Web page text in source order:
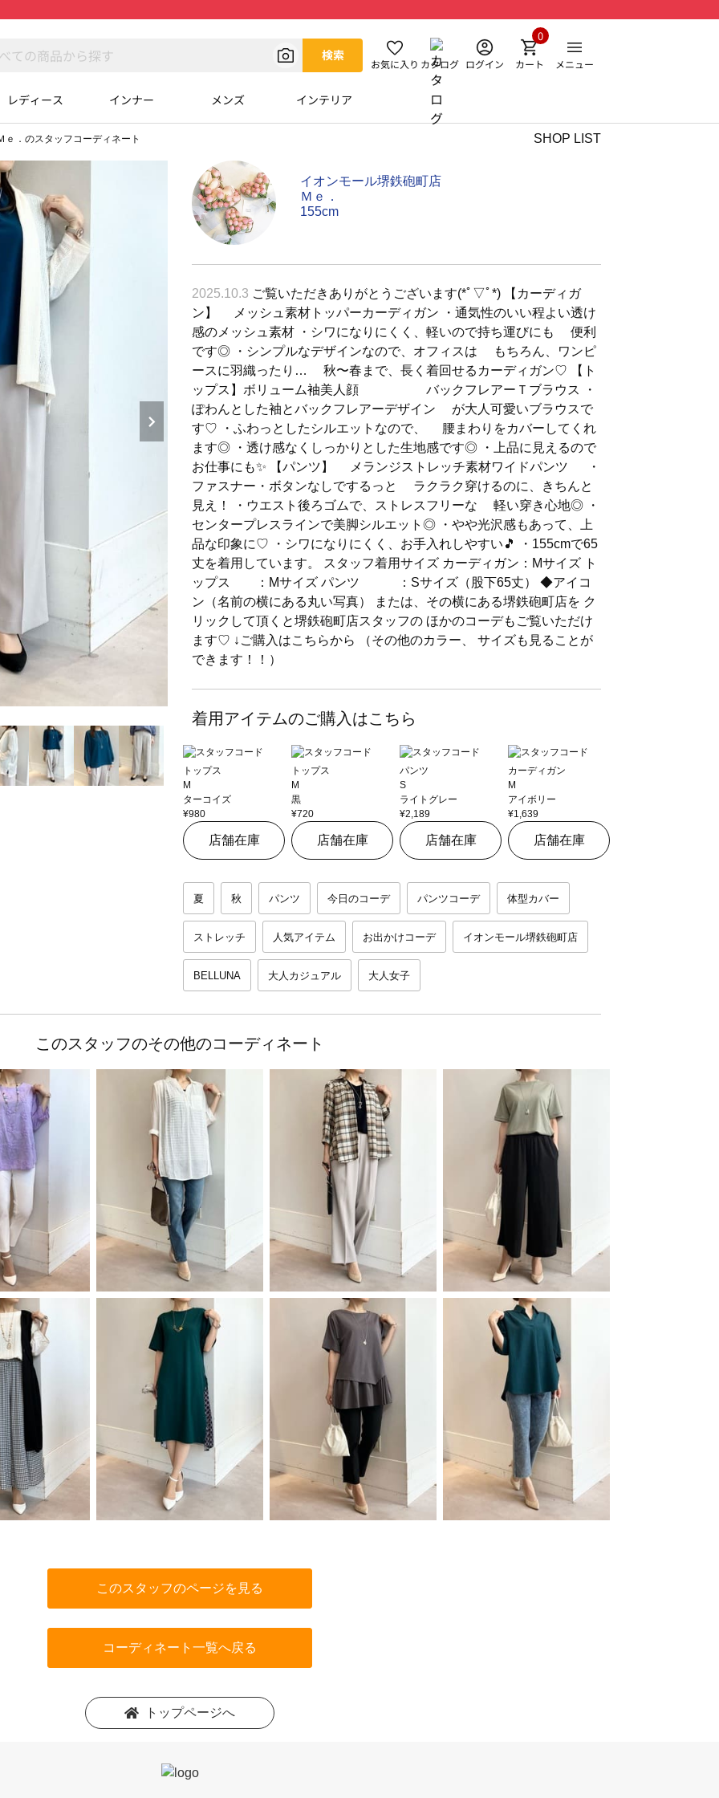
検索
お気に入り カタログ ログイン カート
0
メニュー
レディース インナー メンズ インテリア
ｅ．のスタッフコーディネート SHOP LIST
イオンモール堺鉄砲町店
Ｍｅ．
155cm
2025.10.3 ご覧いただきありがとうございます(*ﾟ▽ﾟ*) 【カーディガ
ン】 メッシュ素材トッパーカーディガン ・通気性のいい程よい透け
感のメッシュ素材 ・シワになりにくく、軽いので持ち運びにも 便利
です◎ ・シンプルなデザインなので、オフィスは もちろん、ワンピ
ースに羽織ったり… 秋〜春まで、長く着回せるカーディガン♡ 【ト
ップス】ボリューム袖美人顔 バックフレアーＴブラウス ・
ぽわんとした袖とバックフレアーデザイン が大人可愛いブラウスで
す♡ ・ふわっとしたシルエットなので、 腰まわりをカバーしてくれ
ます◎ ・透け感なくしっかりとした生地感です◎ ・上品に見えるので
お仕事にも✨ 【パンツ】 メランジストレッチ素材ワイドパンツ ・
ファスナー・ボタンなしでするっと ラクラク穿けるのに、きちんと
見え！ ・ウエスト後ろゴムで、ストレスフリーな 軽い穿き心地◎ ・
センタープレスラインで美脚シルエット◎ ・やや光沢感もあって、上
品な印象に♡ ・シワになりにくく、お手入れしやすい🎵 ・155cmで65
丈を着用しています。 スタッフ着用サイズ カーディガン：Mサイズ ト
ップス ：Mサイズ パンツ ：Sサイズ（股下65丈） ◆アイコ
ン（名前の横にある丸い写真） または、その横にある堺鉄砲町店を ク
リックして頂くと堺鉄砲町店スタッフの ほかのコーデもご覧いただけ
ます♡ ↓ご購入はこちらから （その他のカラー、 サイズも見ることが
できます！！）
着用アイテムのご購入はこちら
トップス
M
ターコイズ
¥980
店舗在庫
トップス
M
黒
¥720
店舗在庫
パンツ
S
ライトグレー
¥2,189
店舗在庫
カーディガン
M
アイボリー
¥1,639
店舗在庫
夏 秋 パンツ 今日のコーデ パンツコーデ 体型カバー
ストレッチ 人気アイテム お出かけコーデ イオンモール堺鉄砲町店
BELLUNA 大人カジュアル 大人女子
このスタッフのその他のコーディネート
このスタッフのページを見る
コーディネート一覧へ戻る
トップページへ